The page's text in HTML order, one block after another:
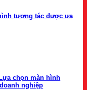
tương tác được ưa
chọn màn hình
nghiệp